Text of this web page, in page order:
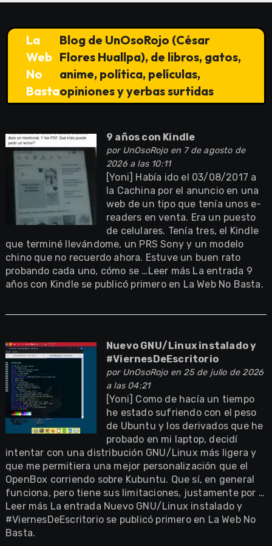
La
Web
No
Basta
Blog de UnOsoRojo (César
Flores Huallpa), de libros, gatos,
anime, política, películas,
opiniones y yerbas surtidas
9 años con Kindle
por UnOsoRojoen 7 de agosto de
2026 a las 10:11
[Yoni] Había ido el 03/08/2017 a
la Cachina por el anuncio en una
web de un tipo que tenía unos e-
readers en venta. Era un puesto
de celulares. Tenía tres, el Kindle
que terminé llevándome, un PRS Sony y un modelo
chino que no recuerdo ahora. Estuve un buen rato
probando cada uno, cómo se …Leer más La entrada 9
años con Kindle se publicó primero en La Web No Basta.
Nuevo GNU/Linux instalado y
#ViernesDeEscritorio
por UnOsoRojoen 25 de julio de 2026
a las 04:21
[Yoni] Como de hacía un tiempo
he estado sufriendo con el peso
de Ubuntu y los derivados que he
probado en mi laptop, decidí
intentar con una distribución GNU/Linux más ligera y
que me permitiera una mejor personalización que el
OpenBox corriendo sobre Kubuntu. Que sí, en general
funciona, pero tiene sus limitaciones, justamente por …
Leer más La entrada Nuevo GNU/Linux instalado y
#ViernesDeEscritorio se publicó primero en La Web No
Basta.